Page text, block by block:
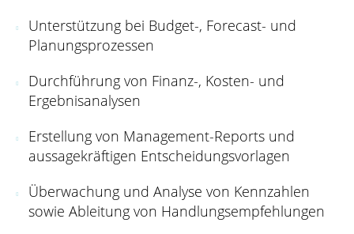
Unterstützung bei Budget-, Forecast- und
Planungsprozessen
Durchführung von Finanz-, Kosten- und
Ergebnisanalysen
Erstellung von Management-Reports und
aussagekräftigen Entscheidungsvorlagen
Überwachung und Analyse von Kennzahlen
sowie Ableitung von Handlungsempfehlungen